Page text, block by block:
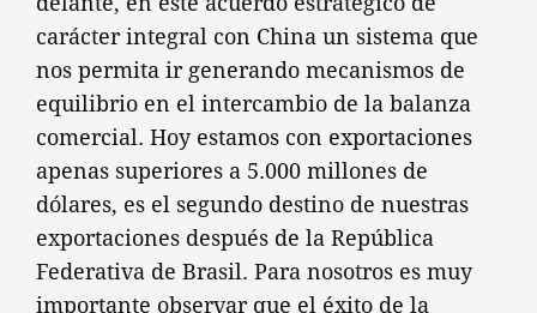
carácter integral con China un sistema que
nos permita ir generando mecanismos de
equilibrio en el intercambio de la balanza
comercial. Hoy estamos con exportaciones
apenas superiores a 5.000 millones de
dólares, es el segundo destino de nuestras
exportaciones después de la República
Federativa de Brasil. Para nosotros es muy
importante observar que el éxito de la